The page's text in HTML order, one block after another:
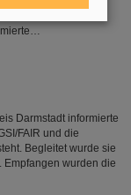
Darmstadt informierte
FAIR und die
Begleitet wurde sie
Empfangen wurden die